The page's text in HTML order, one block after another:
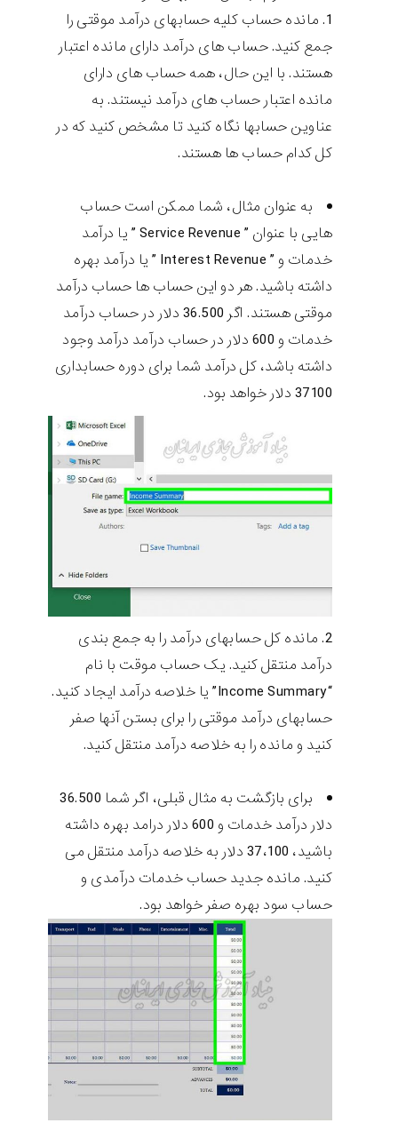
مانده حساب کلیه حسابهای درآمد موقتی را
جمع کنید. حساب های درآمد دارای مانده اعتبار
هستند. با این حال، همه حساب های دارای
مانده اعتبار حساب های درآمد نیستند. به
عناوین حسابها نگاه کنید تا مشخص کنید که در
کل کدام حساب ها هستند.
به عنوان مثال، شما ممکن است حساب
هایی با عنوان ” Service Revenue ” یا درآمد
خدمات و ” Interest Revenue ” یا درآمد بهره
داشته باشید. هر دو این حساب ها حساب درآمد
موقتی هستند. اگر 36.500 دلار در حساب درآمد
خدمات و 600 دلار در حساب درآمد درآمد وجود
داشته باشد، کل درآمد شما برای دوره حسابداری
37100 دلار خواهد بود.
مانده کل حسابهای درآمد را به جمع بندی
درآمد منتقل کنید. یک حساب موقت با نام
“Income Summary” یا خلاصه درآمد ایجاد کنید.
حسابهای درآمد موقتی را برای بستن آنها صفر
کنید و مانده را به خلاصه درآمد منتقل کنید.
برای بازگشت به مثال قبلی، اگر شما 36.500
دلار درآمد خدمات و 600 دلار درامد بهره داشته
باشید، 37،100 دلار به خلاصه درآمد منتقل می
کنید. مانده جدید حساب خدمات درآمدی و
حساب سود بهره صفر خواهد بود.